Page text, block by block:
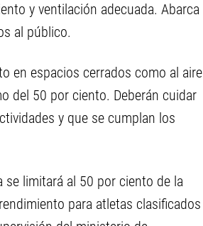
y ventilación adecuada. Abarca
al público.
en espacios cerrados como al aire
del 50 por ciento. Deberán cuidar
y que se cumplan los
se limitará al 50 por ciento de la
para atletas clasificados